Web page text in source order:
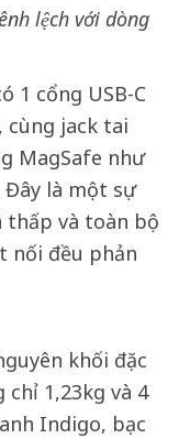
lệch với dòng
1 cổng USB-C
cùng jack tai
MagSafe như
Đây là một sự
thấp và toàn bộ
nối đều phản
khối đặc
1,23kg và 4
Indigo, bạc